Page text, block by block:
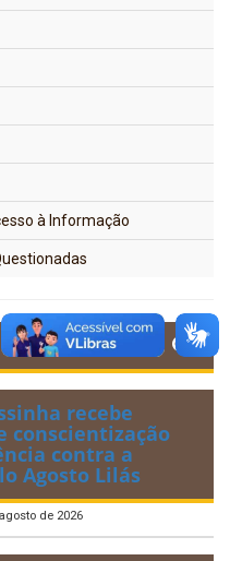
à Informação
recebe
conscientização
contra a
Agosto Lilás
de 2026